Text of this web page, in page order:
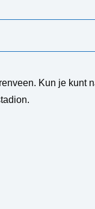
Kun je kunt